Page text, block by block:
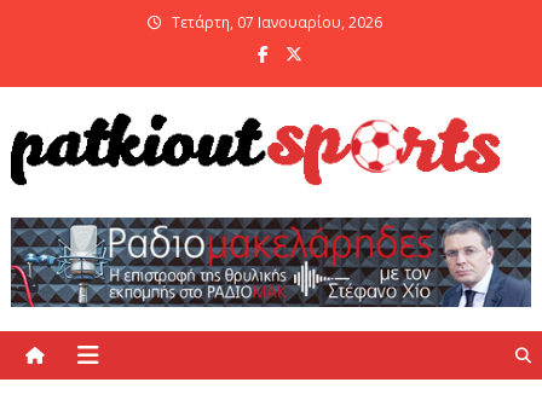
Τετάρτη, 07 Ιανουαρίου, 2026